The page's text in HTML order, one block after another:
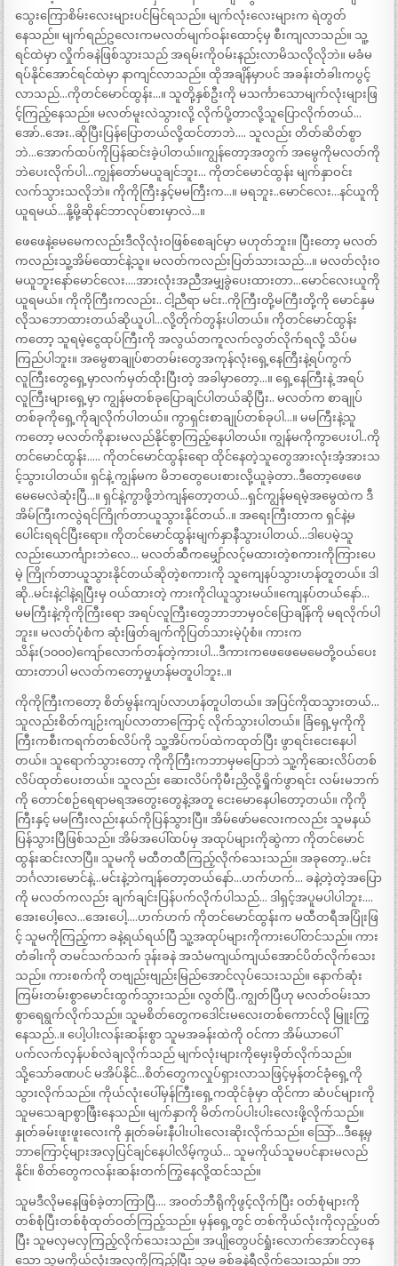
သွေးကြောစိမ်းလေးများပင်မြင်ရသည်။ မျက်လုံးလေးများက ရဲတွတ်
နေသည်။ မျက်ရည်ဥလေးကမလတ်မျက်ဝန်းထောင့်မှ စီးကျလာသည်။ သူ့
ရင်ထဲမှာ လှိုက်ခနဲဖြစ်သွားသည် အရမ်းကိုဝမ်းနည်းလာမိသလိုလိုဘဲ။ မခံမ
ရပ်နိုင်အောင်ရင်ထဲမှာ နာကျင်လာသည်။ ထိုအချိန်မှာပင် အခန်းတံခါးကပွင့်
လာသည်…ကိုတင်မောင်ထွန်း…။ သူတို့နှစ်ဦးကို မသင်္ကာသောမျက်လုံးများဖြ
င့်ကြည့်နေသည်။ မလတ်မူးလဲသွားလို့ လိုက်ပို့တာလို့သူပြောလိုက်တယ်…
အော်..အေး..ဆိုပြီးပြန်ပြောတယ်လို့ထင်တာဘဲ…. သူလည်း တိတ်ဆိတ်စွာ
ဘဲ…အောက်ထပ်ကိုပြန်ဆင်းခဲ့ပါတယ်။ကျွန်တော့အတွက် အမွေကိုမလတ်ကို
ဘဲပေးလိုက်ပါ…ကျွန်တော်မယူချင်ဘူး… ကိုတင်မောင်ထွန်း မျက်နှာဝင်း
လက်သွားသလိုဘဲ။ ကိုကိုကြီးနှင့်မမကြီးက…။ မရဘူး..မောင်လေး…နင်ယူကို
ယူရမယ်…နို့မို့ဆိုနင်ဘာလုပ်စားမှာလဲ…။
ဖေဖေနဲ့မေမေကလည်းဒီလိုလုံးဝဖြစ်စေချင်မှာ မဟုတ်ဘူး။ ပြီးတော့ မလတ်
ကလည်းသူ့အိမ်ထောင်နဲ့သူ။ မလတ်ကလည်းပြတ်သားသည်…။ မလတ်လုံးဝ
မယူဘူးနော်မောင်လေး….အားလုံးအညီအမျှခွဲပေးထားတာ…မောင်လေးယူကို
ယူရမယ်။ ကိုကိုကြီးကလည်း.. ငါ့ညီရာ မင်း..ကိုကြီးတို့မကြီးတို့ကို မောင်နှမ
လိုသဘောထားတယ်ဆိုယူပါ…လို့တိုက်တွန်းပါတယ်။ ကိုတင်မောင်ထွန်း
ကတော့ သူရမဲ့ငွေထုပ်ကြီးကို အလွယ်တကူလက်လွတ်လိုက်ရလို့ သိပ်မ
ကြည်ပါဘူး။ အမွေစာချုပ်စာတမ်းတွေအကုန်လုံးရှေ့နေကြီးနဲ့ရပ်ကွက်
လူကြီးတွေရှေ့မှာလက်မှတ်ထိုးပြီးတဲ့ အခါမှာတော့…။ ရှေ့နေကြီးနဲ့ အရပ်
လူကြီးများရှေ့မှာ ကျွန်မတစ်ခုပြောချင်ပါတယ်ဆိုပြီး.. မလတ်က စာချုပ်
တစ်ခုကိုရှေ့ကိုချလိုက်ပါတယ်။ ကွာရှင်းစာချုပ်တစ်ခုပါ…။ မမကြီးနဲ့သူ
ကတော့ မလတ်ကိုနားမလည်နိုင်စွာကြည့်နေပါတယ်။ ကျွန်မကိုကွာပေးပါ..ကို
တင်မောင်ထွန်း….. ကိုတင်မောင်ထွန်းရော ထိုင်နေတဲ့သူတွေအားလုံးအံ့အားသ
င့်သွားပါတယ်။ ရှင်နဲ့ ကျွန်မက မိဘတွေပေးစားလို့ယူခဲ့တာ..ဒီတော့ဖေဖေ
မေမေလဲဆုံးပြီ…။ ရှင်နဲ့ကွာဖို့ဘဲကျန်တော့တယ်…ရှင်ကျွန်မရမဲ့အမွေထဲက ဒီ
အိမ်ကြီးကလွဲရင်ကြိုက်တာယူသွားနိုင်တယ်..။ အရေးကြီးတာက ရှင်နဲ့မ
ပေါင်းရရင်ပြီးရော။ ကိုတင်မောင်ထွန်းမျက်နှာနီသွားပါတယ်…ဒါပေမဲ့သူ
လည်းယောင်္ကျားဘဲလေ… မလတ်ဆီကမျှော်လင့်မထားတဲ့စကားကိုကြားပေ
မဲ့ ကြိုက်တာယူသွားနိုင်တယ်ဆိုတဲ့စကားကို သူကျေနပ်သွားဟန်တူတယ်။ ဒါ
ဆို..မင်းနဲ့ငါနဲ့ရပြီးမှ ဝယ်ထားတဲ့ ကားကိုငါယူသွားမယ်။ကျေနပ်တယ်နော်…
မမကြီးနဲ့ကိုကိုကြီးရော အရပ်လူကြီးတွေဘာဘာမှဝင်ပြောချိန်ကို မရလိုက်ပါ
ဘူး။ မလတ်ပုံစံက ဆုံးဖြတ်ချက်ကိုပြတ်သားမဲ့ပုံစံ။ ကားက
သိန်း(၁၀၀၀)ကျော်လောက်တန်တဲ့ကားပါ…ဒီကားကဖေဖေမေမေတို့ဝယ်ပေး
ထားတာပါ မလတ်ကတော့မှုဟန်မတူပါဘူး..။
ကိုကိုကြီးကတော့ စိတ်မွန်းကျပ်လာဟန်တူပါတယ်။ အပြင်ကိုထသွားတယ်…
သူလည်းစိတ်ကျဉ်းကျပ်လာတာကြောင့် လိုက်သွားပါတယ်။ ခြံရှေ့မှကိုကို
ကြီးကစီးကရက်တစ်လိပ်ကို သူ့အိပ်ကပ်ထဲကထုတ်ပြီး ဖွာရင်းငေးနေပါ
တယ်။ သူရောက်သွားတော့ ကိုကိုကြီးကဘာမှမပြောဘဲ သူ့ကိုဆေးလိပ်တစ်
လိပ်ထုတ်ပေးတယ်။ သူလည်း ဆေးလိပ်ကိုမီးညှိလို့ရှိုက်ဖွာရင်း လမ်းမဘက်
ကို တောင်စဉ်ရေရာမရအတွေးတွေနဲ့အတူ ငေးမောနေပါတော့တယ်။ ကိုကို
ကြီးနှင့် မမကြီးလည်းနယ်ကိုပြန်သွားပြီ။ အိမ်ဖော်မလေးကလည်း သူမနယ်
ပြန်သွားပြီဖြစ်သည်။ အိမ်အပေါ်ထပ်မှ အထုပ်များကိုဆွဲကာ ကိုတင်မောင်
ထွန်းဆင်းလာပြီ။ သူမကို မထီတထီကြည့်လိုက်သေးသည်။ အခုတော့..မင်း
ဘင်္ဂလားမောင်နဲ့…မင်းနဲ့ဘဲကျန်တော့တယ်နော်…ဟက်ဟက်… ခနဲ့တဲ့တဲ့အပြော
ကို မလတ်ကလည်း ချက်ချင်းပြန်ပက်လိုက်ပါသည်… ဒါရှင့်အပူမပါပါဘူး….
အေးပေါ့လေ…အေးပေါ့….ဟက်ဟက် ကိုတင်မောင်ထွန်းက မထီတရီအပြုံးဖြ
င့် သူမကိုကြည့်ကာ ခနဲ့ရယ်ရယ်ပြီ သူ့အထုပ်များကိုကားပေါ်တင်သည်။ ကား
တံခါးကို တမင်သက်သက် ဒုန်းခနဲ အသံမကျယ်ကျယ်အောင်ပိတ်လိုက်သေး
သည်။ ကားစက်ကို တဗျည်းဗျည်းမြည်အောင်လုပ်သေးသည်။ နောက်ဆုံး
ကြမ်းတမ်းစွာမောင်းထွက်သွားသည်။ လွတ်ပြီ..ကျွတ်ပြီဟု မလတ်ဝမ်းသာ
စွာရေရွက်လိုက်သည်။ သူမစိတ်တွေကဒေါင်းမလေးတစ်ကောင်လို မြူးကြွ
နေသည်..။ ပေါ့ပါးလန်းဆန်းစွာ သူမအခန်းထဲကို ဝင်ကာ အိမ်ယာပေါ်
ပက်လက်လှန်ပစ်လဲချလိုက်သည် မျက်လုံးများကိုမှေးမှိတ်လိုက်သည်။
သို့သော်ခဏပင် မအိပ်နိုင်…စိတ်တွေကလှုပ်ရှားလာသဖြင့်မှန်တင်ခုံရှေ့ကို
သွားလိုက်သည်။ ကိုယ်လုံးပေါ်မှန်ကြီးရှေ့ကထိုင်ခုံမှာ ထိုင်ကာ ဆံပင်များကို
သူမသေချာစွာဖြီးနေသည်။ မျက်နှာကို မိတ်ကပ်ပါးပါးလေးဖို့လိုက်သည်။
နှုတ်ခမ်းဖူးဖူးလေးကို နှုတ်ခမ်းနီပါးပါးလေးဆိုးလိုက်သည်။ သြော်…ဒီနေ့မှ
ဘာကြောင့်များအလှပြင်ချင်နေပါလိမ့်ကွယ်… သူမကိုယ်သူမပင်နားမလည်
နိုင်။ စိတ်တွေကလန်းဆန်းတက်ကြွနေလို့ထင်သည်။
သူမဒီလိုမနေဖြစ်ခဲ့တာကြာပြီ…. အဝတ်ဘီရိုကိုဖွင့်လိုက်ပြီး ဝတ်စုံများကို
တစ်စုံပြီးတစ်စုံထုတ်ဝတ်ကြည့်သည်။ မှန်ရှေ့တွင် တစ်ကိုယ်လုံးကိုလှည့်ပတ်
ပြီး သူမလှမလှကြည့်လိုက်သေးသည်။ အပျိုတွေပင်ရှုံးလောက်အောင်လှနေ
သော သူမကိုယ်လုံးအလှကိုကြည့်ပြီး သူမ ခစ်ခနဲရီလိုက်သေးသည်။ ဘာ